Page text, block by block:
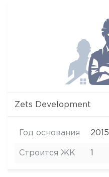
Zets Development
Год основания 2015
Строится ЖК